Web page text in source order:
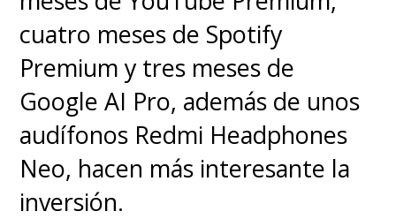
cuatro meses de Spotify
Premium y tres meses de
Google AI Pro, además de unos
audífonos Redmi Headphones
Neo, hacen más interesante la
inversión.